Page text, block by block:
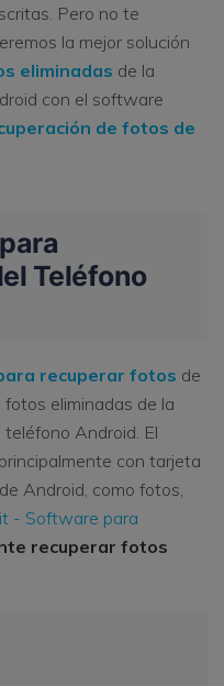
Pero no te
la mejor solución
eliminadas de la
con el software
de fotos de
Teléfono
recuperar fotos de
eliminadas de la
Android. El
con tarjeta
Android, como fotos,
- Software para
recuperar fotos